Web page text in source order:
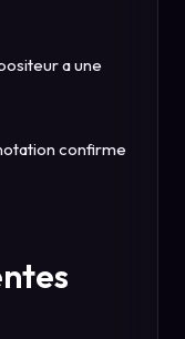
a une
confirme